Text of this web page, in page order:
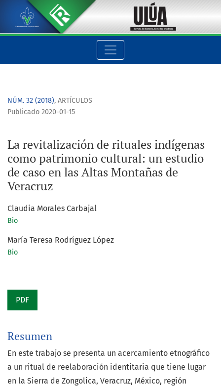
La revitalización de rituales indígenas como patrimonio
NÚM. 32 (2018), ARTÍCULOS
La revitalización de rituales indígenas
como patrimonio cultural: un estudio
de caso en las Altas Montañas de
Veracruz
Publicado 2020-01-15
Claudia Morales Carbajal
Bio
María Teresa Rodríguez López
Bio
PDF
Resumen
En este trabajo se presenta un acercamiento etnográfico
a un ritual de reelaboración identitaria que tiene lugar
en la Sierra de Zongolica, Veracruz, México, región